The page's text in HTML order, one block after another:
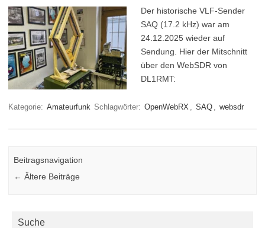
Der historische VLF-Sender
SAQ (17.2 kHz) war am
24.12.2025 wieder auf
Sendung. Hier der Mitschnitt
über den WebSDR von
DL1RMT:
Kategorie: Amateurfunk Schlagwörter: OpenWebRX , SAQ , websdr
Beitragsnavigation
← Ältere Beiträge
Suche